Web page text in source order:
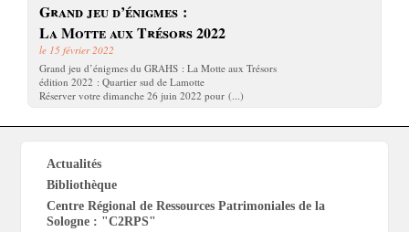
Grand jeu d’énigmes :
La Motte aux Trésors 2022
le 15 février 2022
Grand jeu d’énigmes du GRAHS : La Motte aux Trésors
édition 2022 : Quartier sud de Lamotte
Réserver votre dimanche 26 juin 2022 pour (...)
Actualités
Bibliothèque
Centre Régional de Ressources Patrimoniales de la
Sologne : "C2RPS"